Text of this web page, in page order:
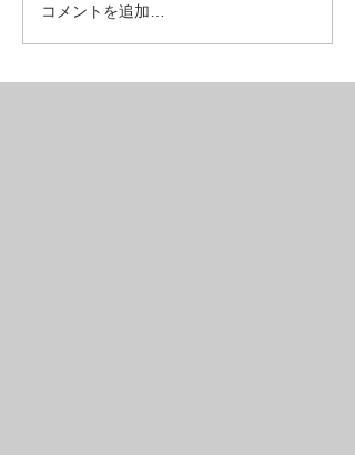
街乗りMTBにおすすめの1
台【SALE】
コメントを追加…